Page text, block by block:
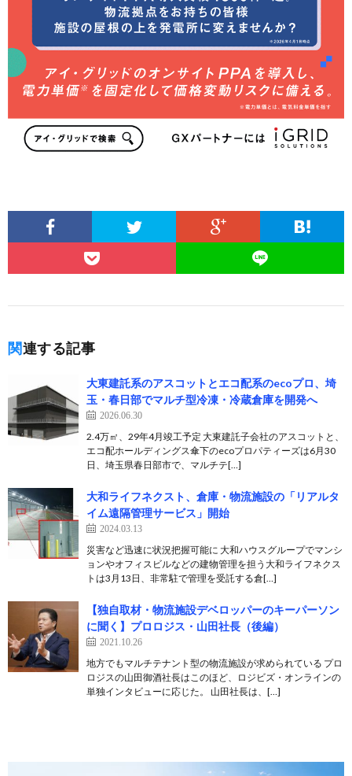
関連する記事
大東建託系のアスコットとエコ配系のecoプロ、埼
玉・春日部でマルチ型冷凍・冷蔵倉庫を開発へ
2026.06.30
2.4万㎡、29年4月竣工予定 大東建託子会社のアスコットと、
エコ配ホールディングス傘下のecoプロパティーズは6月30
日、埼玉県春日部市で、マルチテ[…]
大和ライフネクスト、倉庫・物流施設の「リアルタ
イム遠隔管理サービス」開始
2024.03.13
災害など迅速に状況把握可能に 大和ハウスグループでマンシ
ョンやオフィスビルなどの建物管理を担う大和ライフネクス
トは3月13日、非常駐で管理を受託する倉[…]
【独自取材・物流施設デベロッパーのキーパーソン
に聞く】プロロジス・山田社長（後編）
2021.10.26
地方でもマルチテナント型の物流施設が求められている プロ
ロジスの山田御酒社長はこのほど、ロジビズ・オンラインの
単独インタビューに応じた。 山田社長は、[…]